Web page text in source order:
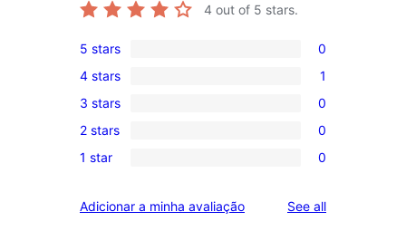
4 out of 5 stars.
0
5-
star
reviews
5 stars 0
1
4-
star
review
4 stars 1
0
3-
star
3 stars 0
0
2-
reviews
2 stars 0
0
star
1 star 0
Adicionar a minha avaliação See allreviews